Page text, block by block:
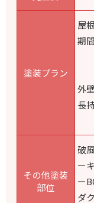
塗装プラン
屋
期
外
長
その他塗装
部位
破
ー
ー
ダ